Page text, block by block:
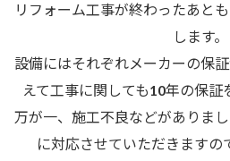
リフォーム工事が終わったあと
します。
設備にはそれぞれメーカーの保
えて工事に関しても10年の保証
万が一、施工不良などがありま
に対応させていただきますの